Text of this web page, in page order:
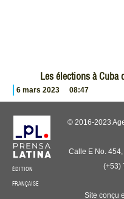
Les élections à Cuba
6 mars 2023 08:47
ÉDITION
FRANÇAISE
© 2016-2023
Calle E No.
(+53)
Site conçu